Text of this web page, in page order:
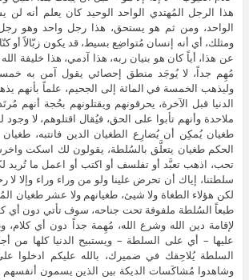
هذا الرجل المُهتدي الواحد الوحيد كان يعلم أنه لن
الواحد، ومن ثم هو يستحق، هذا رجل واحد وهو
ومثلك، أي أنه إنسان مُتواضِع بسيط، قد يكون زبّالاً أو
عن هذا، أياً كان هو بنيان ربه، هذا آدمي، هذا خليفة
مُهِم جداً، لا يُوجَد منطق إحصائي يقول آمن به
وليذهب الخمسة في المائة إلى الجحيم، علماً بأنهم
الدنيا قبل الآخرة، يحرقونهم ويقتلونهم بحُجة أنهم
ملاحدة وأنهم تأبوا على الحق، فيُقال اقتلوهم، لا
طغيان يُمكِن أن يُضارِع الطغيان الدين فانتبه،
الحكم طغيان يتعلَّق بالسُلطة، يقولون لك اسكت
تحب، اذهب تعبَّد أو تفلسف أو اكتب أو اعمل ما تُريد
سلطتنا، إياك أن تحرض علينا ولو من وراء وراء وإلا لا
لكن هؤلاء الطغاة ولا شيئ، طغيانهم ولا عشر طغيان
طبعاً السُلطة ملفوفة تحت جناحه، سوف تأتي دون أي
لإقامة دين الله وشرع الله، مُهِمة جداً دون أي كلام،
عليها – أي على السلطة – ويستبيح الدنيا كلها من
وشاهدوا مُشاكَسات الديكة بين الذين يسمون أنفسهم